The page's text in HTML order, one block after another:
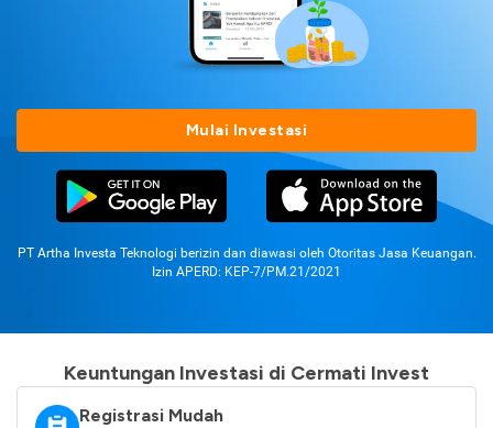
Mulai Investasi
PT Artha Investa Teknologi berizin dan diawasi oleh Otoritas Jasa Keuangan.
Izin APERD: KEP-7/PM.21/2021
Keuntungan Investasi di Cermati Invest
Registrasi Mudah